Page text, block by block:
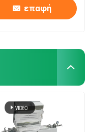
επαφή